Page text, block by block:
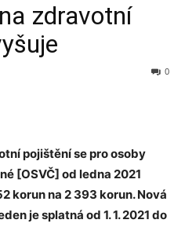
zdravotní
0
pojištění se pro osoby
[OSVČ] od ledna 2021
korun na 2 393 korun. Nová
je splatná od 1. 1. 2021 do